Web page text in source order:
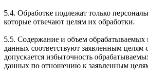
5.4. Обработке подлежат только
которые отвечают целям их обработки.
5.5. Содержание и объем обрабатываемых
данных соответствуют заявленным целям
допускается избыточность
данных по отношению к заявленным